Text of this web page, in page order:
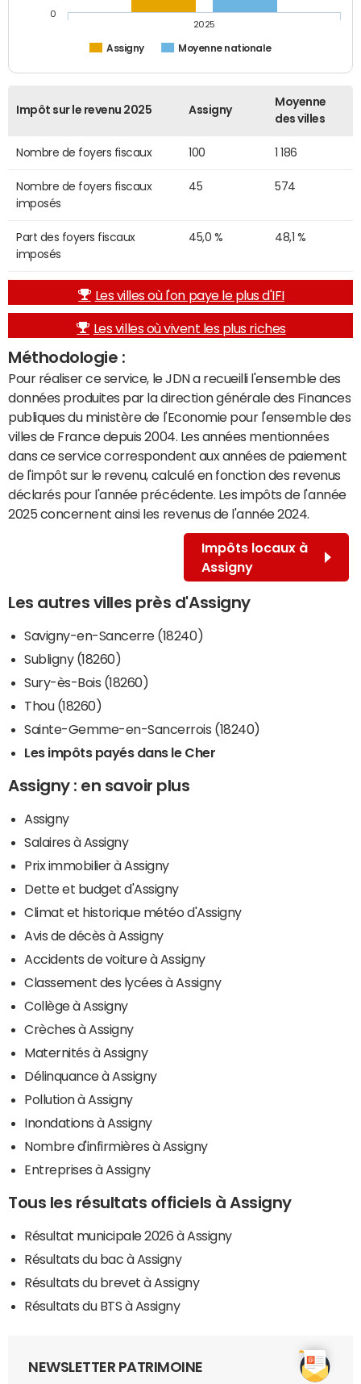
Assigny Moyenne nationale
2025
0
Impôt sur le revenu 2025 Assigny
Moyenne
des villes
Nombre de foyers fiscaux 100 1 186
Nombre de foyers fiscaux
imposés
45 574
Part des foyers fiscaux
imposés
45,0 % 48,1 %
Les villes où l'on paye le plus d'IFI
Les villes où vivent les plus riches
Méthodologie :
Pour réaliser ce service, le JDN a recueilli l'ensemble des
données produites par la direction générale des Finances
publiques du ministère de l'Economie pour l'ensemble des
villes de France depuis 2004. Les années mentionnées
dans ce service correspondent aux années de paiement
de l'impôt sur le revenu, calculé en fonction des revenus
déclarés pour l'année précédente. Les impôts de l'année
2025 concernent ainsi les revenus de l'année 2024.
Impôts locaux à
Assigny
Les autres villes près d'Assigny
Savigny-en-Sancerre (18240)
Subligny (18260)
Sury-ès-Bois (18260)
Thou (18260)
Sainte-Gemme-en-Sancerrois (18240)
Les impôts payés dans le Cher
Assigny : en savoir plus
Assigny
Salaires à Assigny
Prix immobilier à Assigny
Dette et budget d'Assigny
Climat et historique météo d'Assigny
Avis de décès à Assigny
Accidents de voiture à Assigny
Classement des lycées à Assigny
Collège à Assigny
Crèches à Assigny
Maternités à Assigny
Délinquance à Assigny
Pollution à Assigny
Inondations à Assigny
Nombre d'infirmières à Assigny
Entreprises à Assigny
Tous les résultats officiels à Assigny
Résultat municipale 2026 à Assigny
Résultats du bac à Assigny
Résultats du brevet à Assigny
Résultats du BTS à Assigny
NEWSLETTER PATRIMOINE